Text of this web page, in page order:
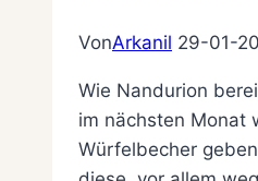
VonArkanil 29-01-
Wie Nandurion
im nächsten Monat
Würfelbecher